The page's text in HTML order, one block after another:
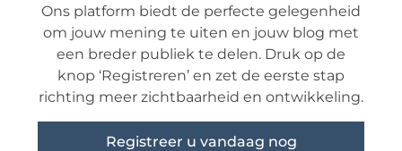
Ons platform biedt de perfecte gelegenheid
om jouw mening te uiten en jouw blog met
een breder publiek te delen. Druk op de
knop ‘Registreren’ en zet de eerste stap
richting meer zichtbaarheid en ontwikkeling.
Registreer u vandaag nog